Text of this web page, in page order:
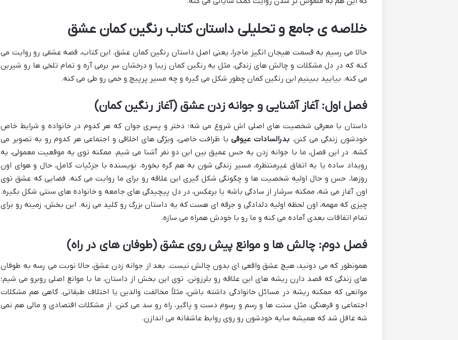
خلاصه ی جامع و تحلیلی داستان کتاب رنگین کمان عشق
حالا می رسیم به قسمت هیجان انگیز ماجرا، یعنی اصل داستان رنگین کمان عشق. این کتاب، قصه عشقی رو روایت می
کنه که در دل مشکلات و چالش های زندگی، مثل یه رنگین کمان زیبا و درخشان سر برمی آره و تمام تلخی ها رو شیرین
می کنه. بیایید ببینیم این رنگین کمان چطور شکل می گیره و چه مسیر پرپیچ و خمی رو طی می کنه.
فصل اول: آغاز آشنایی و جوانه زدن عشق (آغاز رنگین کمان)
داستان با معرفی شخصیت های اصلی اش شروع می شه؛ دختر و پسری جوان که هر کدوم در خانواده و شرایط خاص
خودشون زندگی می کنن.بدرالسادات عیوقیبا ظرافت خاصی، ویژگی های اخلاقی و اجتماعی هر کدوم رو به تصویر می
کشه. در این فصل، ما با جوانه زدن یه حس عمیق بین این دو نفر آشنا می شیم. ممکنه توی یه موقعیت معمولی، یه
رویداد ساده یا یه اتفاق غیرمنتظره، مسیر زندگی شون به هم گره بخوره. نویسنده با جزئیات کامل، حال و هوای اون
روزها، حس و حال اولیه شخصیت ها و چگونگی شکل گیری این علاقه رو برای ما روایت می کنه. فضایی که عشق توی
اون آغاز می شه، ممکنه سرشار از سادگی باشه یا برعکس، در دل پیچیدگی های جامعه و خانواده های سنتی شکل بگیره.
چیزی که مهمه، اون لحظه اولیه دلدادگی و جرقه ای هست که یه داستان بزرگ رو کلید می زنه. این بخش، زمینه رو برای
تمام اتفاقات بعدی آماده می کنه و ما رو با خودش همراه می سازه.
فصل دوم: چالش ها و موانع پیش روی عشق (طوفان های در راه)
همونطور که می دونید، هیچ عشق واقعی ای بدون چالش نیست. بعد از جوانه زدن عشق، حالا نوبت می رسه به طوفان
های زندگی که قصد دارن ریشه های این علاقه رو بلرزونن. توی این بخش از داستان، ما با موانع اصلی روبرو می شیم؛
موانعی که ممکنه ریشه در مسائل خانوادگی داشته باشن، مثلاً مخالفت والدین یا اختلاف طبقاتی. گاهی هم مشکلات
اجتماعی و فرهنگی، مثل سنت ها و رسم و رسوم دست و پاگیر، راه رو سد می کنن. از مشکلات اقتصادی و مالی هم نمی
شه غافل شد که همیشه سایه خودشون رو روی روابط عاشقانه می اندازن.